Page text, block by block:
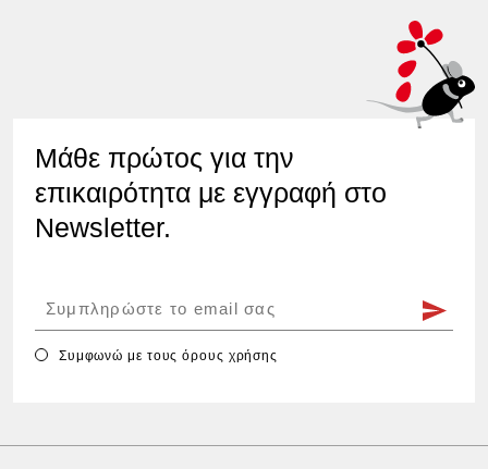
Μάθε πρώτος για την
επικαιρότητα με εγγραφή στο
Newsletter.
Συμφωνώ με τουςόρους χρήσης